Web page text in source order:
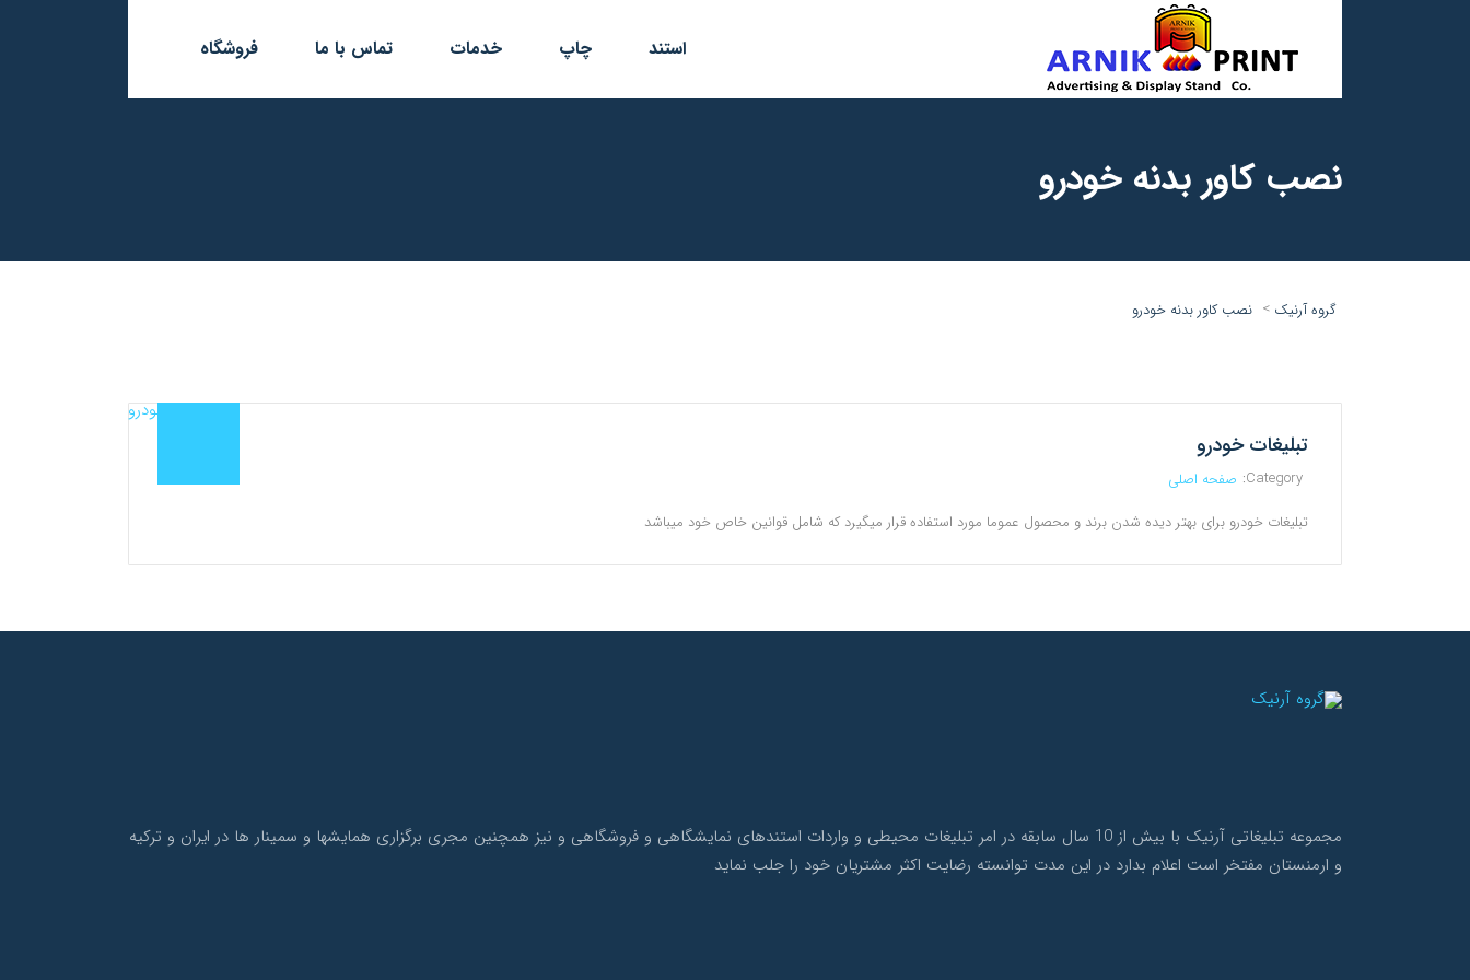
استند چاپ خدمات تماس با ما فروشگاه
نصب کاور بدنه خودرو
گروه آرنیک > نصب کاور بدنه خودرو
تبلیغات خودرو
Category: صفحه اصلی
تبلیغات خودرو برای بهتر دیده شدن برند و محصول عموما مورد استفاده قرار میگیرد که شامل قوانین خاص خود میباشد
مجموعه تبلیغاتی آرنیک با بیش از 10 سال سابقه در امر تبلیغات محیطی و واردات استندهای نمایشگاهی و فروشگاهی و نیز همچنین مجری برگزاری همایشها و سمینار ها در ایران و ترکیه
و ارمنستان مفتخر است اعلام بدارد در این مدت توانسته رضایت اکثر مشتریان خود را جلب نماید